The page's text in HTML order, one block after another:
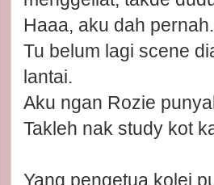
Haaa, aku dah pernah.
Tu belum lagi scene
lantai.
Aku ngan Rozie
Takleh nak study kot
Yang pengetua kolej